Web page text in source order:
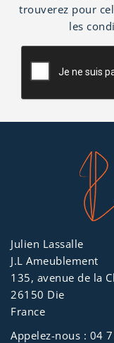
trouverez pour
les
Julien Lassalle
J.L Ameublement
135, avenue de la
26150 Die
France
Appelez-nous : 04